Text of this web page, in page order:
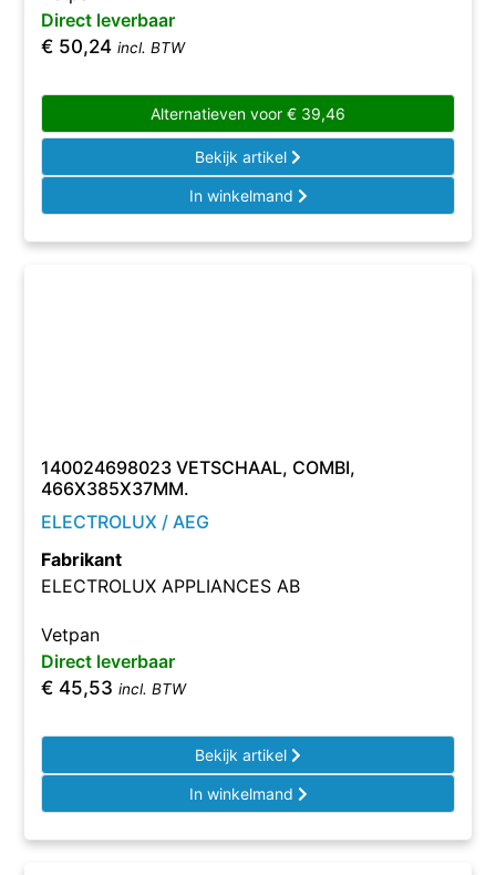
Direct leverbaar
€ 50,24 incl. BTW
Alternatieven voor € 39,46
Bekijk artikel
In winkelmand
140024698023 VETSCHAAL, COMBI,
466X385X37MM.
ELECTROLUX / AEG
Fabrikant
ELECTROLUX APPLIANCES AB
Vetpan
Direct leverbaar
€ 45,53 incl. BTW
Bekijk artikel
In winkelmand